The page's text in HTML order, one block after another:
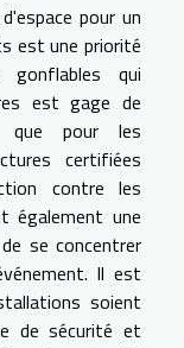
pour un
est une priorité
qui
est gage de
pour les
certifiées
contre les
également une
se concentrer
Il est
soient
de sécurité et